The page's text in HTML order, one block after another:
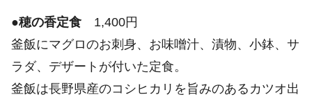
●穂の香定食 1,400円
釜飯にマグロのお刺身、お味噌汁、漬物、小鉢、サ
ラダ、デザートが付いた定食。
釜飯は長野県産のコシヒカリを旨みのあるカツオ出